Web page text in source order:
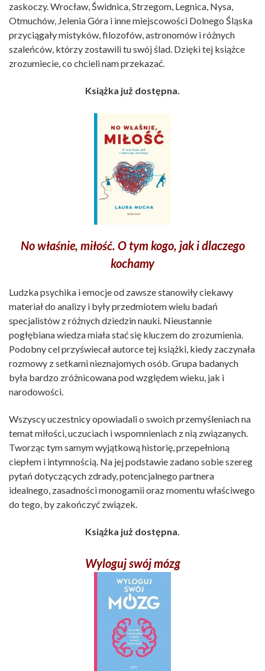
zaskoczy. Wrocław, Świdnica, Strzegom, Legnica, Nysa,
Otmuchów, Jelenia Góra i inne miejscowości Dolnego Śląska
przyciągały mistyków, filozofów, astronomów i różnych
szaleńców, którzy zostawili tu swój ślad. Dzięki tej książce
zrozumiecie, co chcieli nam przekazać.
Książka już dostępna.
No właśnie, miłość. O tym kogo, jak i dlaczego
kochamy
Ludzka psychika i emocje od zawsze stanowiły ciekawy
materiał do analizy i były przedmiotem wielu badań
specjalistów z różnych dziedzin nauki. Nieustannie
pogłębiana wiedza miała stać się kluczem do zrozumienia.
Podobny cel przyświecał autorce tej książki, kiedy zaczynała
rozmowy z setkami nieznajomych osób. Grupa badanych
była bardzo zróżnicowana pod względem wieku, jak i
narodowości.
Wszyscy uczestnicy opowiadali o swoich przemyśleniach na
temat miłości, uczuciach i wspomnieniach z nią związanych.
Tworząc tym samym wyjątkową historię, przepełnioną
ciepłem i intymnością. Na jej podstawie zadano sobie szereg
pytań dotyczących zdrady, potencjalnego partnera
idealnego, zasadności monogamii oraz momentu właściwego
do tego, by zakończyć związek.
Książka już dostępna.
Wyloguj swój mózg